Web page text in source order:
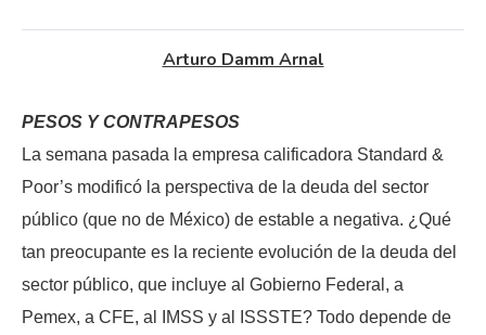
Arturo Damm Arnal
PESOS Y CONTRAPESOS
La semana pasada la empresa calificadora Standard &
Poor’s modificó la perspectiva de la deuda del sector
público (que no de México) de estable a negativa. ¿Qué
tan preocupante es la reciente evolución de la deuda del
sector público, que incluye al Gobierno Federal, a
Pemex, a CFE, al IMSS y al ISSSTE? Todo depende de